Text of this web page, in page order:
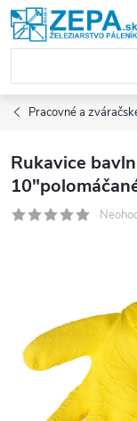
Prejsť
na
obsah
Pracovné a
Rukavice